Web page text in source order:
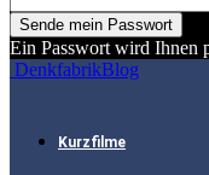
Ein Passwort wird Ihnen
DenkfabrikBlog
Kurzfilme